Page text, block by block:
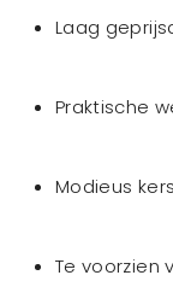
Laag
Praktische
Modieus
Te voorzien